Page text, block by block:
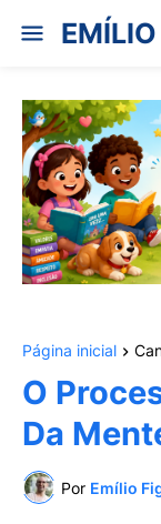
Página inicial
O
Da
Por Emílio